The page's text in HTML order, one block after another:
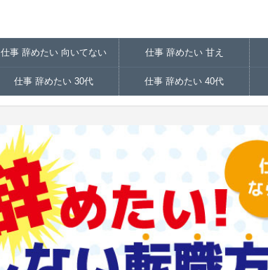
仕事 辞めたい 向いてない 仕事 辞めたい 甘え
仕事 辞めたい 30代 仕事 辞めたい 40代